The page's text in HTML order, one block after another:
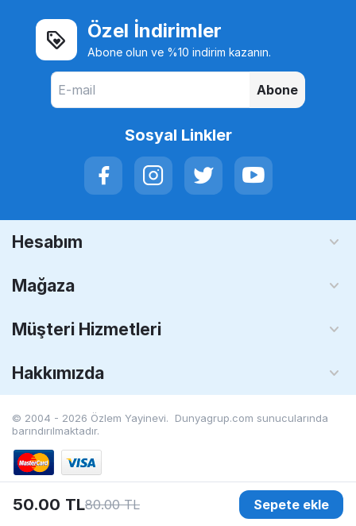
50.00 TL80.00 TL Sepete ekle
Özel İndirimler
Abone olun ve %10 indirim kazanın.
Abone
Sosyal Linkler
Hesabım
Mağaza
Müşteri Hizmetleri
Hakkımızda
© 2004 - 2026 Özlem Yayinevi. Dunyagrup.com sunucularında
barındırılmaktadır.